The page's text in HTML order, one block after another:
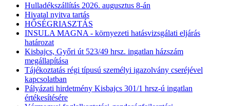
Hulladékszállítás 2026. augusztus 8-án
Hivatal nyitva tartás
HŐSÉGRIASZTÁS
INSULA MAGNA - környezeti hatásvizsgálati eljárás
határozat
Kisbajcs, Győri út 523/49 hrsz. ingatlan házszám
megállapítása
Tájékoztatás régi típusú személyi igazolvány cseréjével
kapcsolatban
Pályázati hirdetmény Kisbajcs 301/1 hrsz-ú ingatlan
értékesítésére